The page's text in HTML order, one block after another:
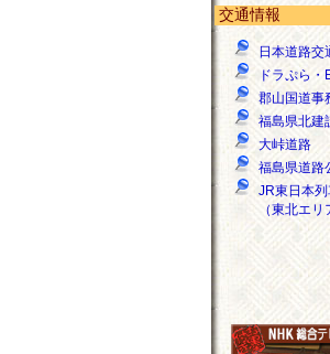
交通情報
日本道路交
ドラぷら
郡山国道事
福島県北建
大峠道路
福島県道路
JR東日本
（東北エリ